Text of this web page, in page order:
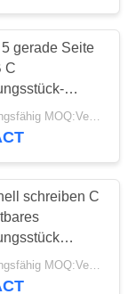
85
20
gerade Seite
C
Horn für
Verschluss
Verhandlungsfähig MOQ:Verhandelbar
schreiben C
Geschlecht
Ladegerät
Verhandlungsfähig MOQ:Verhandelbar